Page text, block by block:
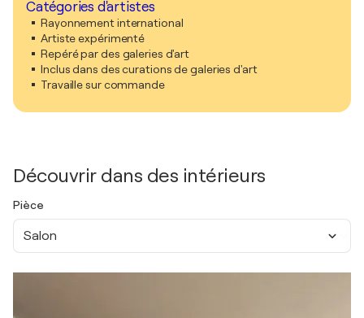
Catégories d'artistes
Rayonnement international
Artiste expérimenté
Repéré par des galeries d'art
Inclus dans des curations de galeries d'art
Travaille sur commande
Découvrir dans des intérieurs
Pièce
Salon